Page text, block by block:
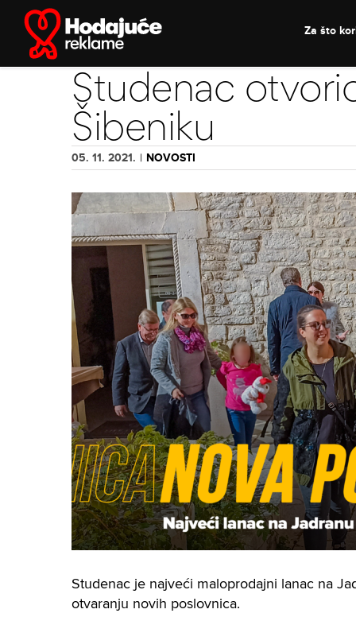
content
Za što
Studenac
Šibeniku
05. 11. 2021. | NOVOSTI
View
Larger
Image
Studenac je najveći maloprodajni lanac na
otvaranju novih poslovnica.